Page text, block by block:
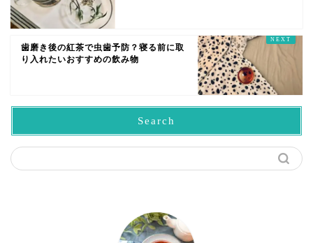
歯磨き後の紅茶で虫歯予防？寝る前に取
り入れたいおすすめの飲み物
Search